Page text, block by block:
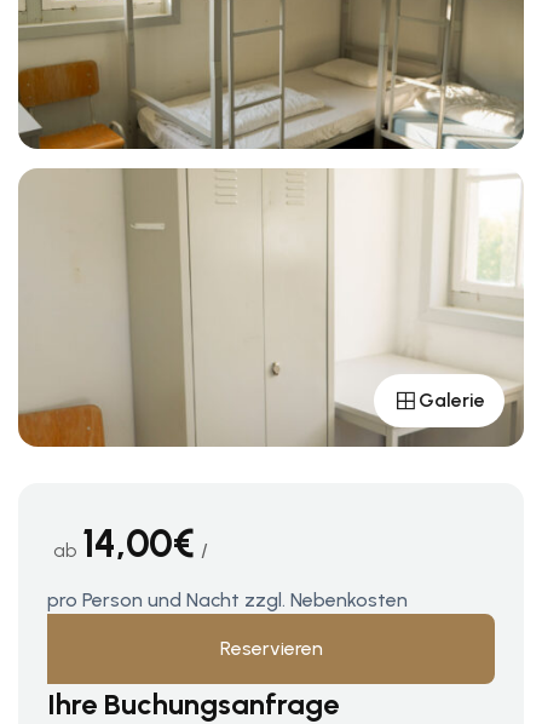
Galerie
ab 14,00€
pro Person und Nacht zzgl. Nebenkosten
Reservieren
Ihre Buchungsanfrage